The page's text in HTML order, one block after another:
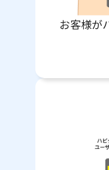
お客様が